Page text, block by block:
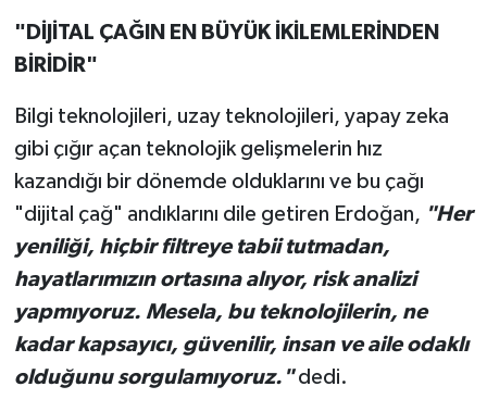
"DİJİTAL ÇAĞIN EN BÜYÜK İKİLEMLERİNDEN
BİRİDİR"
Bilgi teknolojileri, uzay teknolojileri, yapay zeka
gibi çığır açan teknolojik gelişmelerin hız
kazandığı bir dönemde olduklarını ve bu çağı
"dijital çağ" andıklarını dile getiren Erdoğan, "Her
yeniliği, hiçbir filtreye tabii tutmadan,
hayatlarımızın ortasına alıyor, risk analizi
yapmıyoruz. Mesela, bu teknolojilerin, ne
kadar kapsayıcı, güvenilir, insan ve aile odaklı
olduğunu sorgulamıyoruz."dedi.